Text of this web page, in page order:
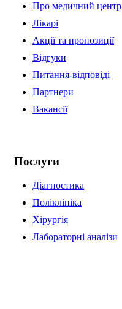
Про медичний центр
Лікарі
Акції та пропозиції
Відгуки
Питання-відповіді
Партнери
Вакансії
Послуги
Діагностика
Поліклініка
Хірургія
Лабораторні аналізи